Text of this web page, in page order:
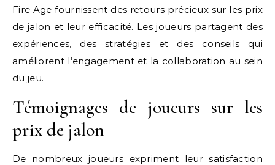
Fire Age fournissent des retours précieux sur les prix
de jalon et leur efficacité. Les joueurs partagent des
expériences, des stratégies et des conseils qui
améliorent l’engagement et la collaboration au sein
du jeu.
Témoignages de joueurs sur les
prix de jalon
De nombreux joueurs expriment leur satisfaction